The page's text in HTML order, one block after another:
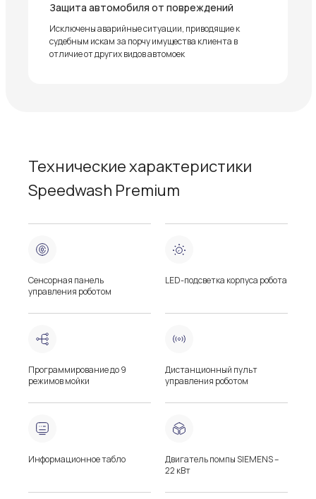
Защита автомобиля от повреждений
Исключены аварийные ситуации, приводящие к
судебным искам за порчу имущества клиента в
отличие от других видов автомоек
Технические характеристики
Speedwash Premium
Сенсорная панель
управления роботом
Программирование до 9
режимов мойки
LED-подсветка корпуса робота
Дистанционный пульт
управления роботом
Информационное табло
Двигатель помпы SIEMENS –
22 кВт